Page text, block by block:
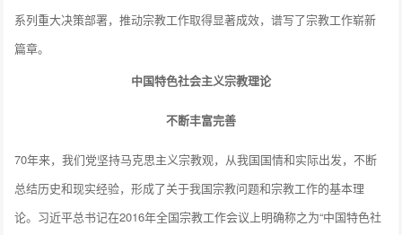
系列重大决策部署，推动宗教工作取得显著成效，谱写了宗教工作崭新
篇章。
中国特色社会主义宗教理论
不断丰富完善
70年来，我们党坚持马克思主义宗教观，从我国国情和实际出发，不断
总结历史和现实经验，形成了关于我国宗教问题和宗教工作的基本理
论。习近平总书记在2016年全国宗教工作会议上明确称之为“中国特色社